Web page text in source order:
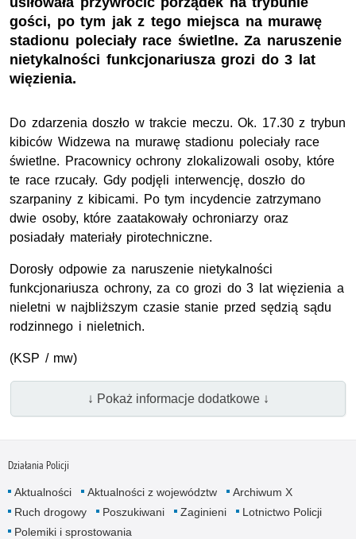
gości, po tym jak z tego miejsca na murawę
stadionu poleciały race świetlne. Za naruszenie
nietykalności funkcjonariusza grozi do 3 lat
więzienia.
Do zdarzenia doszło w trakcie meczu. Ok. 17.30 z trybun
kibiców Widzewa na murawę stadionu poleciały race
świetlne. Pracownicy ochrony zlokalizowali osoby, które
te race rzucały. Gdy podjęli interwencję, doszło do
szarpaniny z kibicami. Po tym incydencie zatrzymano
dwie osoby, które zaatakowały ochroniarzy oraz
posiadały materiały pirotechniczne.
Dorosły odpowie za naruszenie nietykalności
funkcjonariusza ochrony, za co grozi do 3 lat więzienia a
nieletni w najbliższym czasie stanie przed sędzią sądu
rodzinnego i nieletnich.
(KSP / mw)
↓ Pokaż informacje dodatkowe ↓
Działania Policji
Aktualności Aktualności z województw
Archiwum X
Ruch drogowy
Poszukiwani Zaginieni
Lotnictwo Policji
Polemiki i sprostowania